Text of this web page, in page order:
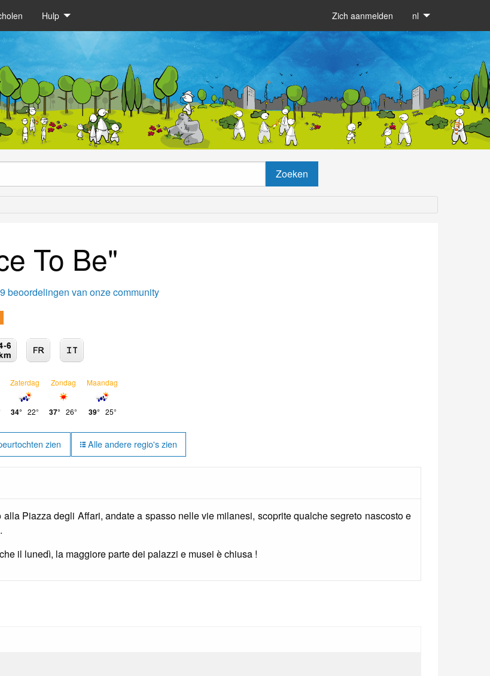
Hulp Zich aanmelden nl
To Be"
9 beoordelingen van onze community
Zaterdag
34° 22°
Zondag
37° 26°
Maandag
39° 25°
zien Alle andere regio's zien
Piazza degli Affari, andate a spasso nelle vie milanesi, scoprite qualche segreto nascosto e
il lunedì, la maggiore parte dei palazzi e musei è chiusa !